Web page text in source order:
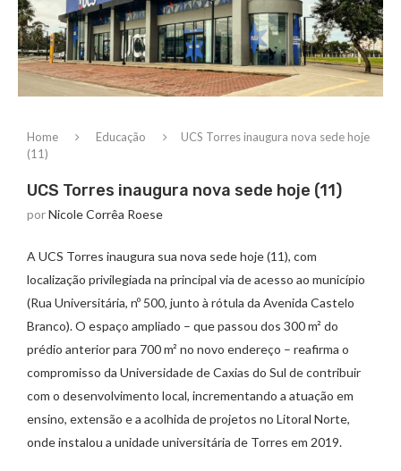
Home Educação
UCS Torres inaugura nova sede hoje
(11)
UCS Torres inaugura nova sede hoje (11)
porNicole Corrêa Roese
A UCS Torres inaugura sua nova sede hoje (11), com
localização privilegiada na principal via de acesso ao município
(Rua Universitária, nº 500, junto à rótula da Avenida Castelo
Branco). O espaço ampliado – que passou dos 300 m² do
prédio anterior para 700 m² no novo endereço – reafirma o
compromisso da Universidade de Caxias do Sul de contribuir
com o desenvolvimento local, incrementando a atuação em
ensino, extensão e a acolhida de projetos no Litoral Norte,
onde instalou a unidade universitária de Torres em 2019.